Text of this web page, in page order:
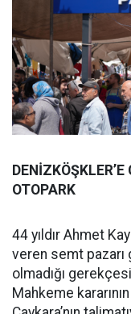
OTOPARK
44 yıldır Ahmet
veren semt pazarı
olmadığı
Mahkeme